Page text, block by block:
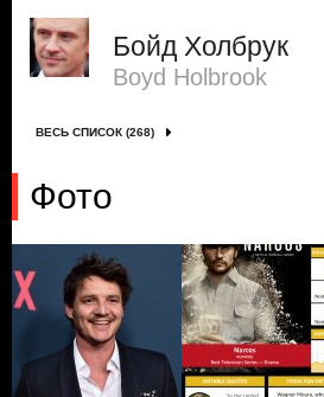
Бойд Холбрук
Boyd Holbrook
ВЕСЬ СПИСОК (268)
Фото